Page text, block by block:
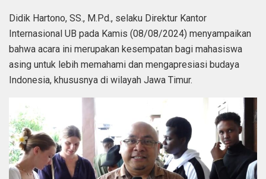
Didik Hartono, SS., M.Pd., selaku Direktur Kantor
Internasional UB pada Kamis (08/08/2024) menyampaikan
bahwa acara ini merupakan kesempatan bagi mahasiswa
asing untuk lebih memahami dan mengapresiasi budaya
Indonesia, khususnya di wilayah Jawa Timur.